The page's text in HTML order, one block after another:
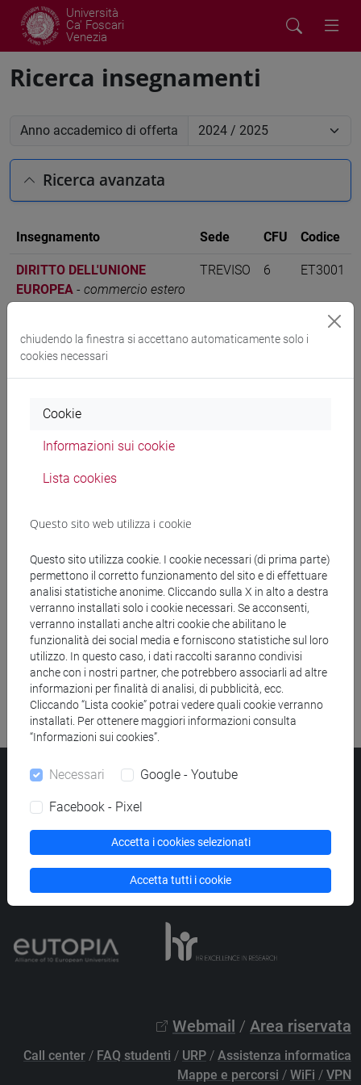
Università
Ca' Foscari
Venezia
Ricerca insegnamenti
Anno accademico di offerta
Ricerca avanzata
Insegnamento Sede CFU Codice
DIRITTO DELL'UNIONE
EUROPEA - commercio estero
TREVISO 6 ET3001
Cerca nel sito
Ricerca persone
Ricerca strutture
Ricerca pubblicazioni
Ricerca risorse bibliografiche
Università Ca’ Foscari
PECprotocollo@pec.unive.it
P.IVA 00816350276 - C.F. 80007720271
Privacy/Cookies/Credits e note legali
Elenco siti tematici
Webmail / Area riservata
Call center / FAQ studenti / URP / Assistenza informatica
Mappe e percorsi / WiFi / VPN
chiudendo la finestra si accettano automaticamente solo i
cookies necessari
Cookie
Informazioni sui cookie
Lista cookies
Questo sito web utilizza i cookie
Questo sito utilizza cookie. I cookie necessari (di prima parte)
permettono il corretto funzionamento del sito e di effettuare
analisi statistiche anonime. Cliccando sulla X in alto a destra
verranno installati solo i cookie necessari. Se acconsenti,
verranno installati anche altri cookie che abilitano le
funzionalità dei social media e forniscono statistiche sul loro
utilizzo. In questo caso, i dati raccolti saranno condivisi
anche con i nostri partner, che potrebbero associarli ad altre
informazioni per finalità di analisi, di pubblicità, ecc.
Cliccando “Lista cookie” potrai vedere quali cookie verranno
installati. Per ottenere maggiori informazioni consulta
“Informazioni sui cookies”.
Necessari Google - Youtube
Facebook - Pixel
Accetta i cookies selezionati
Accetta tutti i cookie